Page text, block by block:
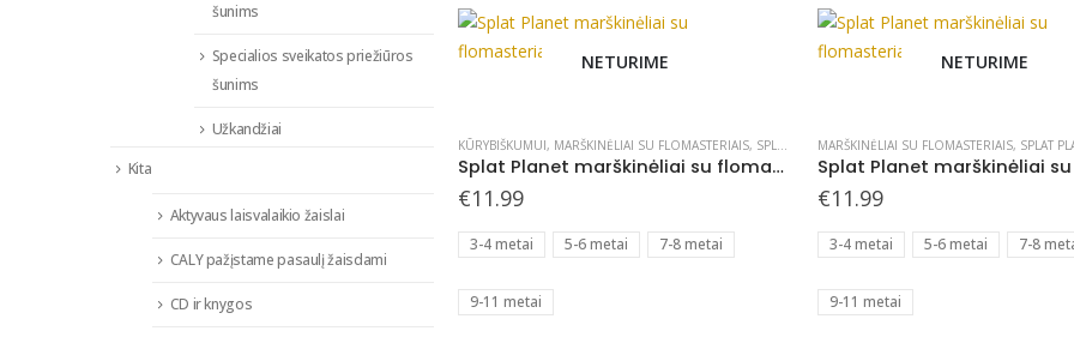
chosen
on
page
NETURIME
has
multiple
variants.
options
be
KŪRYBIŠKUMUI, MARŠKINĖLIAI SU FLOMASTERIAIS, SPLAT PLANET - KURIAME
Splat Planet marškinėliai su flomasteriais, Drugeliai
€11.99
3-4 metai 5-6 metai 7-8 metai
9-11 metai
NETURIME
has
multiple
variants.
options
be
MARŠKINĖLIAI SU FLOMASTERIAIS, SPLAT
€11.99
3-4 metai 5-6 metai 7-8
9-11 metai
šunims
Specialios sveikatos priežiūros
šunims
Užkandžiai
Kita
Aktyvaus laisvalaikio žaislai
CALY pažįstame pasaulį žaisdami
CD ir knygos